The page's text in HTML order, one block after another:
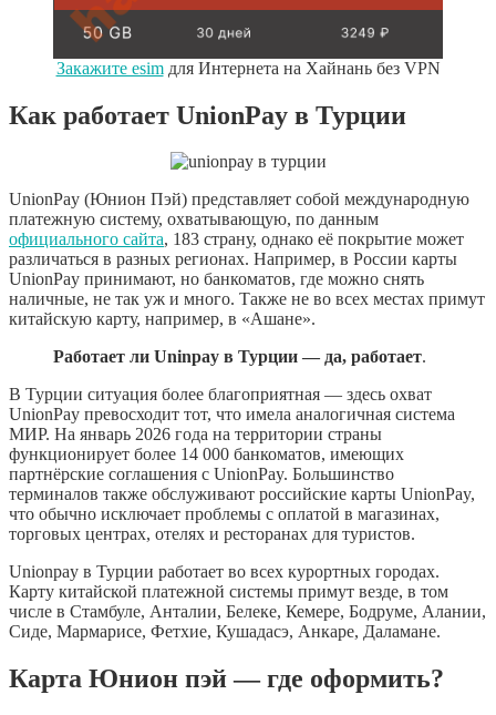
Закажите esimдля Интернета на Хайнань без VPN
Как работает UnionPay в Турции
UnionPay (Юнион Пэй) представляет собой международную
платежную систему, охватывающую, по данным
официального сайта, 183 страну, однако её покрытие может
различаться в разных регионах. Например, в России карты
UnionPay принимают, но банкоматов, где можно снять
наличные, не так уж и много. Также не во всех местах примут
китайскую карту, например, в «Ашане».
Работает ли Uninpay в Турции — да, работает.
В Турции ситуация более благоприятная — здесь охват
UnionPay превосходит тот, что имела аналогичная система
МИР. На январь 2026 года на территории страны
функционирует более 14 000 банкоматов, имеющих
партнёрские соглашения с UnionPay. Большинство
терминалов также обслуживают российские карты UnionPay,
что обычно исключает проблемы с оплатой в магазинах,
торговых центрах, отелях и ресторанах для туристов.
Unionpay в Турции работает во всех курортных городах.
Карту китайской платежной системы примут везде, в том
числе в Стамбуле, Анталии, Белеке, Кемере, Бодруме, Алании,
Сиде, Мармарисе, Фетхие, Кушадасэ, Анкаре, Даламане.
Карта Юнион пэй — где оформить?